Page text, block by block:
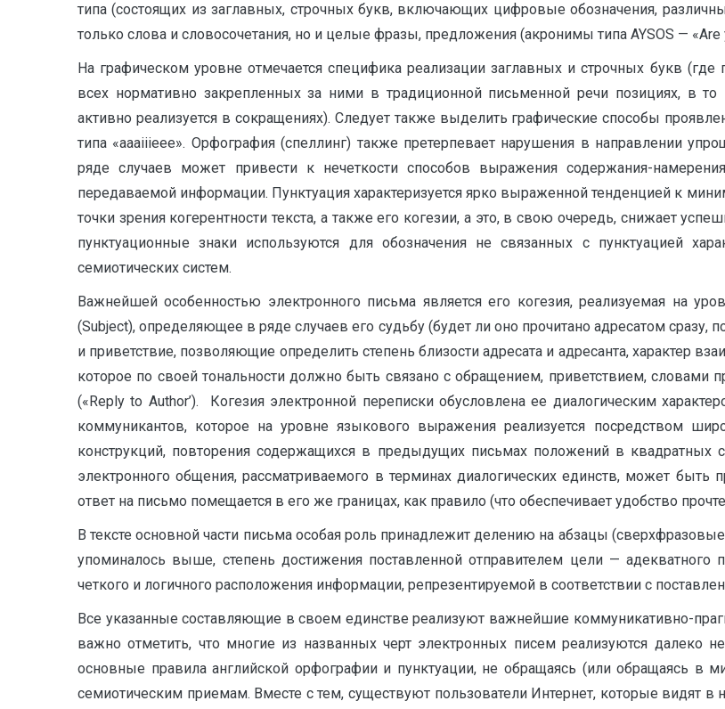
типа (состоящих из заглавных, строчных букв, включающих цифровые обозначения,
только слова и словосочетания, но и целые фразы, предложения (акронимы типа AYSOS — «Are
На графическом уровне отмечается специфика реализации заглавных и строчных букв (где
всех нормативно закрепленных за ними в традиционной письменной речи позициях, в
активно реализуется в сокращениях). Следует также выделить графические способы
типа «aaaiiieee». Орфография (спеллинг) также претерпевает нарушения в направлении
ряде случаев может привести к нечеткости способов выражения содержания-
передаваемой информации. Пунктуация характеризуется ярко выраженной тенденцией к
точки зрения когерентности текста, а также его когезии, а это, в свою очередь, снижает
пунктуационные знаки используются для обозначения не связанных с пунктуацией
семиотических систем.
Важнейшей особенностью электронного письма является его когезия, реализуемая на
(Subject), определяющее в ряде случаев его судьбу (будет ли оно прочитано адресатом
и приветствие, позволяющие определить степень близости адресата и адресанта, характер
которое по своей тональности должно быть связано с обращением, приветствием, словами
(«Reply to Author’). Когезия электронной переписки обусловлена ее диалогическим
коммуникантов, которое на уровне языкового выражения реализуется посредством
конструкций, повторения содержащихся в предыдущих письмах положений в квадратных
электронного общения, рассматриваемого в терминах диалогических единств, может быть
ответ на письмо помещается в его же границах, как правило (что обеспечивает удобство
В тексте основной части письма особая роль принадлежит делению на абзацы
упоминалось выше, степень достижения поставленной отправителем цели — адекватного
четкого и логичного расположения информации, репрезентируемой в соответствии с
Все указанные составляющие в своем единстве реализуют важнейшие коммуникативно-
важно отметить, что многие из названных черт электронных писем реализуются далеко
основные правила английской орфографии и пунктуации, не обращаясь (или обращаясь в
семиотическим приемам. Вместе с тем, существуют пользователи Интернет, которые видят